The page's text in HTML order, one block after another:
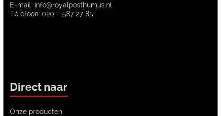
E-mail: info@royalposthumus.nl
Telefoon: 020 – 587 27 85
Direct naar
Onze producten